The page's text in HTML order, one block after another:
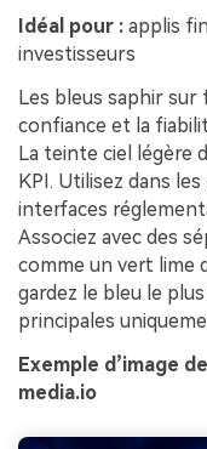
Idéal pour : applis
investisseurs
Les bleus saphir
confiance et la
La teinte ciel légère
KPI. Utilisez dans
interfaces
Associez avec des
comme un vert lime
gardez le bleu le
principales
Exemple d’image
media.io